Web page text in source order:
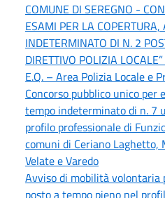
COMUNE DI SEREGNO -
ESAMI PER LA
INDETERMINATO DI N. 2
DIRETTIVO POLIZIA
E.Q. – Area Polizia Locale e
Concorso pubblico unico per
tempo indeterminato di n. 7
profilo professionale di
comuni di Ceriano Laghetto,
Velate e Varedo
Avviso di mobilità volontaria